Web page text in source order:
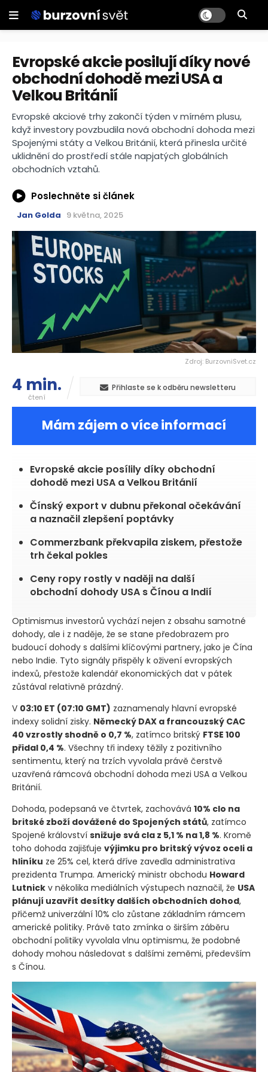
Evropské akcie posilují díky nové
obchodní dohodě mezi USA a
Velkou Británií
Evropské akciové trhy zakončí týden v mírném plusu,
když investory povzbudila nová obchodní dohoda mezi
Spojenými státy a Velkou Británií, která přinesla určité
uklidnění do prostředí stále napjatých globálních
obchodních vztahů.
Poslechněte si článek
Jan Golda 9 května, 2025
Zdroj: BurzovniSvet.cz
4 min.
čtení
Přihlaste se k odběru newsletteru
Mám zájem o více informací
Evropské akcie posílily díky obchodní
dohodě mezi USA a Velkou Británií
Čínský export v dubnu překonal očekávání
a naznačil zlepšení poptávky
Commerzbank překvapila ziskem, přestože
trh čekal pokles
Ceny ropy rostly v naději na další
obchodní dohody USA s Čínou a Indií
Optimismus investorů vychází nejen z obsahu samotné
dohody, ale i z naděje, že se stane předobrazem pro
budoucí dohody s dalšími klíčovými partnery, jako je Čína
nebo Indie. Tyto signály přispěly k oživení evropských
indexů, přestože kalendář ekonomických dat v pátek
zůstával relativně prázdný.
V 03:10 ET (07:10 GMT) zaznamenaly hlavní evropské
indexy solidní zisky. Německý DAX a francouzský CAC
40 vzrostly shodně o 0,7 %, zatímco britský FTSE 100
přidal 0,4 %. Všechny tři indexy těžily z pozitivního
sentimentu, který na trzích vyvolala právě čerstvě
uzavřená rámcová obchodní dohoda mezi USA a Velkou
Británií.
Dohoda, podepsaná ve čtvrtek, zachovává 10% clo na
britské zboží dovážené do Spojených států, zatímco
Spojené království snižuje svá cla z 5,1 % na 1,8 %. Kromě
toho dohoda zajišťuje výjimku pro britský vývoz oceli a
hliníku ze 25% cel, která dříve zavedla administrativa
prezidenta Trumpa. Americký ministr obchodu Howard
Lutnick v několika mediálních výstupech naznačil, že USA
plánují uzavřít desítky dalších obchodních dohod,
přičemž univerzální 10% clo zůstane základním rámcem
americké politiky. Právě tato zmínka o širším záběru
obchodní politiky vyvolala vlnu optimismu, že podobné
dohody mohou následovat s dalšími zeměmi, především
s Čínou.